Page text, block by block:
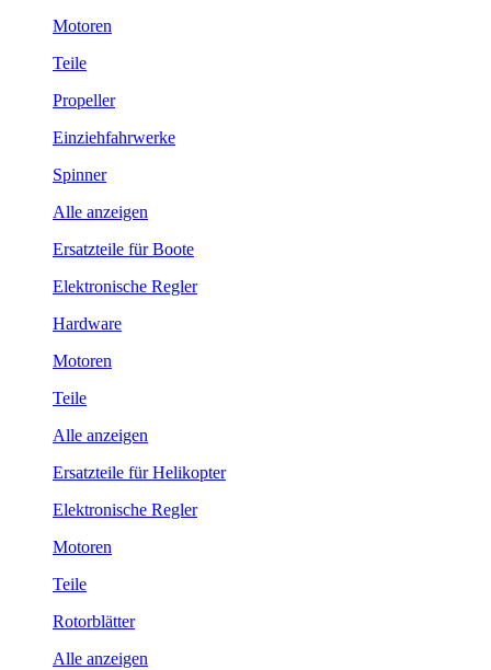
Motoren
Teile
Propeller
Einziehfahrwerke
Spinner
Alle anzeigen
Ersatzteile für Boote
Elektronische Regler
Hardware
Motoren
Teile
Alle anzeigen
Ersatzteile für Helikopter
Elektronische Regler
Motoren
Teile
Rotorblätter
Alle anzeigen